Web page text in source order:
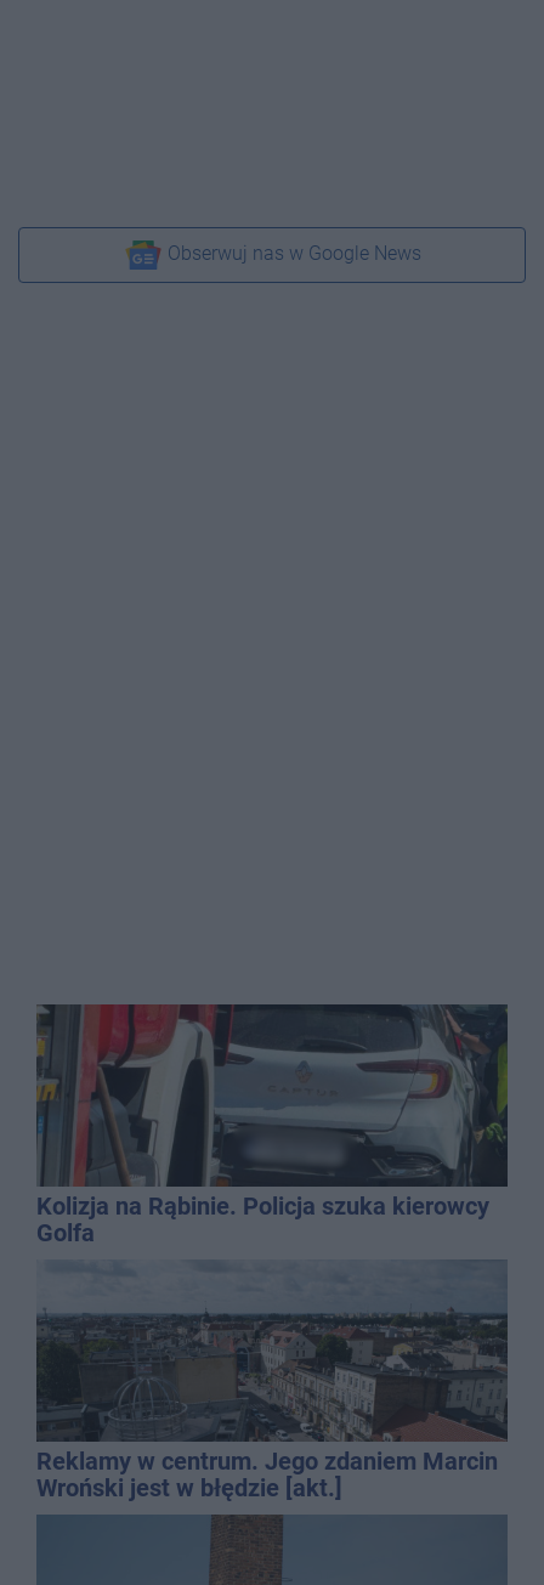
Obserwuj nas w Google News
Kolizja na Rąbinie. Policja szuka kierowcy
Golfa
Reklamy w centrum. Jego zdaniem Marcin
Wroński jest w błędzie [akt.]